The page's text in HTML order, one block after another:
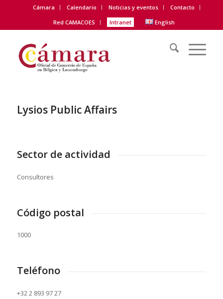
Cámara Calendario Noticias y eventos
Contacto
Red CAMACOES
Intranet English
Lysios Public Affairs
Sector de actividad
Consultores
Código postal
1000
Teléfono
+32 2 893 97 27